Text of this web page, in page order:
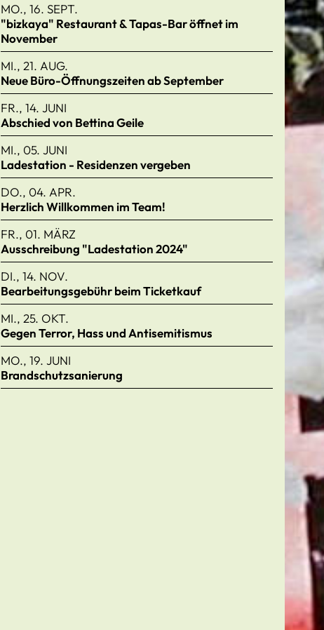
MO., 16. SEPT.
"bizkaya" Restaurant & Tapas-Bar öffnet im
November
MI., 21. AUG.
Neue Büro-Öffnungszeiten ab September
FR., 14. JUNI
Abschied von Bettina Geile
MI., 05. JUNI
Ladestation - Residenzen vergeben
DO., 04. APR.
Herzlich Willkommen im Team!
FR., 01. MÄRZ
Ausschreibung "Ladestation 2024"
DI., 14. NOV.
Bearbeitungsgebühr beim Ticketkauf
MI., 25. OKT.
Gegen Terror, Hass und Antisemitismus
MO., 19. JUNI
Brandschutzsanierung